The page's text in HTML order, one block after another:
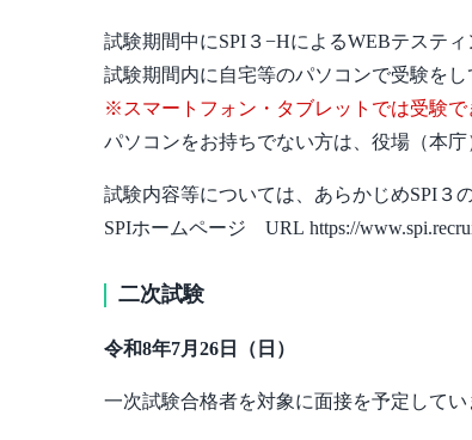
試験期間中にSPI３−HによるWEBテスティ
試験期間内に自宅等のパソコンで受験をし
※スマートフォン・タブレットでは受験で
パソコンをお持ちでない方は、役場（本
試験内容等については、あらかじめSPI３
SPIホームページ URL https://
二次試験
令和8年7月26日（日）
一次試験合格者を対象に面接を予定してい